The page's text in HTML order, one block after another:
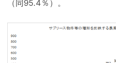
（同95.4％）。